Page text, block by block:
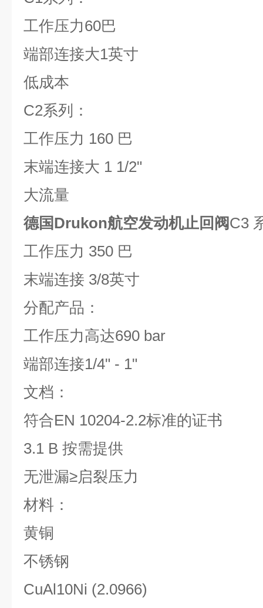
工作压力60巴
端部连接大1英寸
低成本
C2系列：
工作压力 160 巴
末端连接大 1 1/2"
大流量
德国Drukon航空发动机止回阀C3
工作压力 350 巴
末端连接 3/8英寸
分配产品：
工作压力高达690 bar
端部连接1/4" - 1"
文档：
符合EN 10204-2.2标准的证书
3.1 B 按需提供
无泄漏≥启裂压力
材料：
黄铜
不锈钢
CuAl10Ni (2.0966)